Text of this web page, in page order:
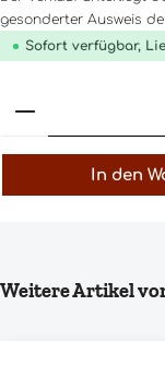
gesonderter Ausweis
Sofort verfügbar,
Produkt
In den
Produktgalerie
Weitere Artikel